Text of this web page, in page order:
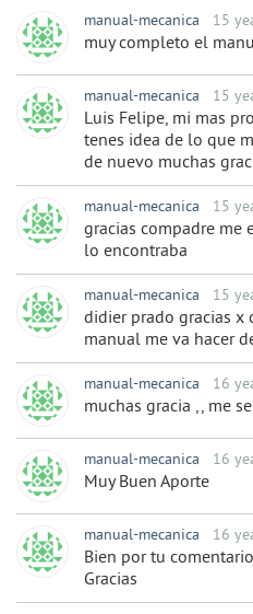
manual-mecanica 15
muy completo el
manual-mecanica 15
Luis Felipe, mi mas
tenes idea de lo que
de nuevo muchas
manual-mecanica 15
gracias compadre me
lo encontraba
manual-mecanica 15
didier prado gracias x
manual me va hacer
manual-mecanica 16
muchas gracia ,, me
manual-mecanica 16
Muy Buen Aporte
manual-mecanica 16
Bien por tu
Gracias